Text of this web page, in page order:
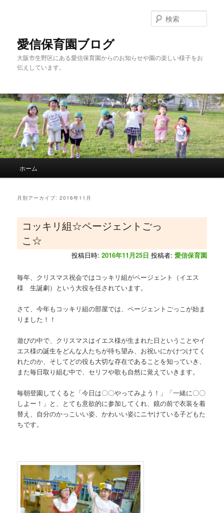
愛信保育園ブログ
大阪市生野区にある愛信保育園からのお知らせや園の楽しい様子をお
伝えしています。
索
メインコンテンツへ移動
サブコンテンツへ移動
ホーム
月別アーカイブ:2016年11月
コッキリ組☆ページェントごっ
こ☆
投稿日時: 2016年11月25日 投稿者: 愛信保育園
毎年、クリスマス祝会ではコッキリ組がページェント（イエス
様 生誕劇）という大役を任されています。
さて、今年もコッキリ組の部屋では、ページェントごっこが始ま
りました！！
遊びの中で、クリスマスはイエス様が生まれた日ということやイ
エス様の誕生をどんな人たちが待ち望み、お祝いにかけつけてく
れたのか、そしてどの役も大切な存在であることを知っていき、
また毎日取り組む中で、セリフや歌も自然に覚えていきます。
毎朝登園してくると「今日は〇〇やってみよう！」「一緒に〇〇
しよー！」と、とても意欲的に参加してくれ、鏡の前で衣装を着
替え、自分のかっこいい姿、かわいい姿にニヤけている子どもた
ちです。